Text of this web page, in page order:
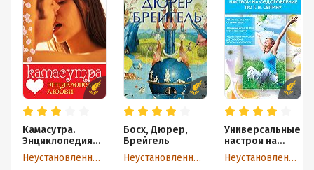
Камасутра.
Энциклопедия
любви
Неустановленный автор
Босх, Дюрер,
Брейгель
Неустановленный автор
Универсальные
настрои на
оздоровление
по Г. Н. СытинуНеустановленный автор